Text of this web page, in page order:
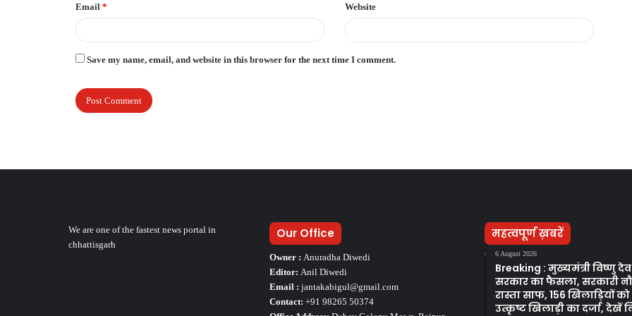
Email * Website
Save my name, email, and website in this browser for the next time I comment.
We are one of the fastest news portal in
chhattisgarh
Our Office
Owner : Anuradha Diwedi
Editor: Anil Diwedi
Email : jantakabigul@gmail.com
Contact: +91 98265 50374
महत्वपूर्ण ख़बरें
6 August 2026
Breaking : मुख्यमंत्री विष्णु
सरकार का फैसला, सरकारी
रास्ता साफ, 156 खिलाड़ियों
उत्कृष्ट खिलाड़ी का दर्जा, देखें